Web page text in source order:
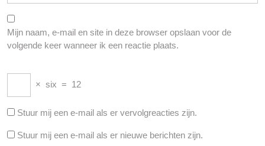
Mijn naam, e-mail en site in deze browser opslaan voor de
volgende keer wanneer ik een reactie plaats.
× six = 12
Stuur mij een e-mail als er vervolgreacties zijn.
Stuur mij een e-mail als er nieuwe berichten zijn.